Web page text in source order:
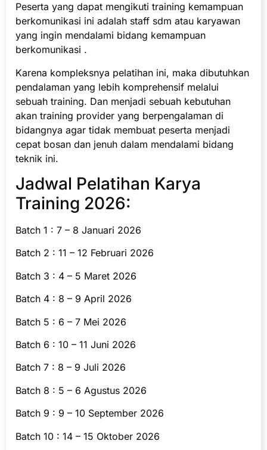
Peserta yang dapat mengikuti training kemampuan
berkomunikasi ini adalah staff sdm atau karyawan
yang ingin mendalami bidang kemampuan
berkomunikasi .
Karena kompleksnya pelatihan ini, maka dibutuhkan
pendalaman yang lebih komprehensif melalui
sebuah training. Dan menjadi sebuah kebutuhan
akan training provider yang berpengalaman di
bidangnya agar tidak membuat peserta menjadi
cepat bosan dan jenuh dalam mendalami bidang
teknik ini.
Jadwal Pelatihan Karya
Training 2026:
Batch 1 : 7 – 8 Januari 2026
Batch 2 : 11 – 12 Februari 2026
Batch 3 : 4 – 5 Maret 2026
Batch 4 : 8 – 9 April 2026
Batch 5 : 6 – 7 Mei 2026
Batch 6 : 10 – 11 Juni 2026
Batch 7 : 8 – 9 Juli 2026
Batch 8 : 5 – 6 Agustus 2026
Batch 9 : 9 – 10 September 2026
Batch 10 : 14 – 15 Oktober 2026